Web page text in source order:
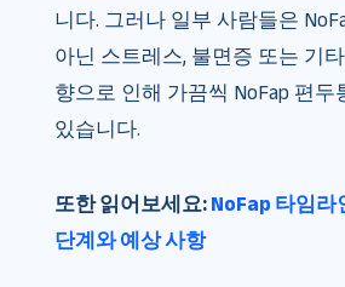
니다. 그러나 일부 사람들은
아닌 스트레스, 불면증 또는 기
향으로 인해 가끔씩 NoFap 편두
있습니다.
또한 읽어보세요:NoFap 타임라
단계와 예상 사항